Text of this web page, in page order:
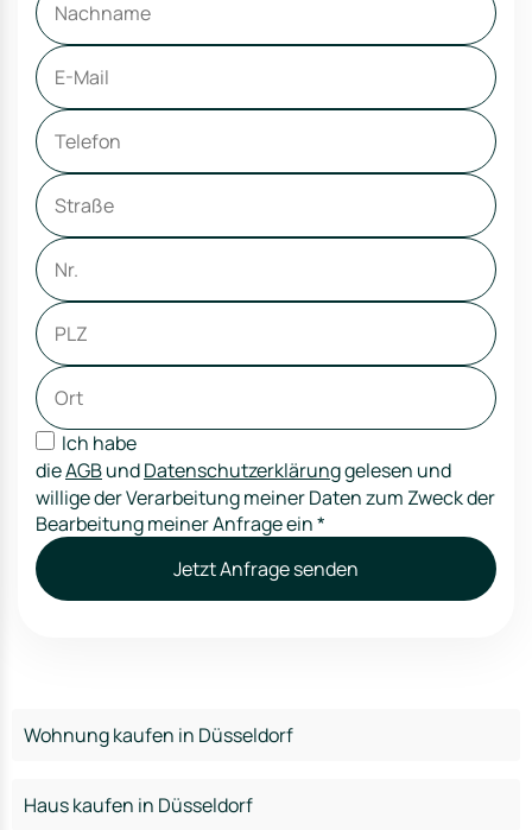
Ich habe
dieAGBundDatenschutzerklärunggelesen und
willige der Verarbeitung meiner Daten zum Zweck der
Bearbeitung meiner Anfrage ein*
Jetzt Anfrage senden
Wohnung kaufen in Düsseldorf
Haus kaufen in Düsseldorf